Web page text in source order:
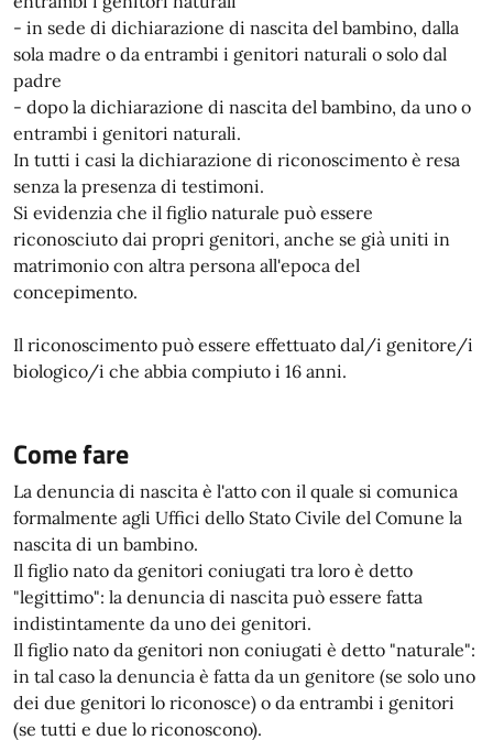
- in sede di dichiarazione di nascita del bambino, dalla
sola madre o da entrambi i genitori naturali o solo dal
padre
- dopo la dichiarazione di nascita del bambino, da uno o
entrambi i genitori naturali.
In tutti i casi la dichiarazione di riconoscimento è resa
senza la presenza di testimoni.
Si evidenzia che il figlio naturale può essere
riconosciuto dai propri genitori, anche se già uniti in
matrimonio con altra persona all'epoca del
concepimento.
Il riconoscimento può essere effettuato dal/i genitore/i
biologico/i che abbia compiuto i 16 anni.
Come fare
La denuncia di nascita è l'atto con il quale si comunica
formalmente agli Uffici dello Stato Civile del Comune la
nascita di un bambino.
Il figlio nato da genitori coniugati tra loro è detto
"legittimo": la denuncia di nascita può essere fatta
indistintamente da uno dei genitori.
Il figlio nato da genitori non coniugati è detto "naturale":
in tal caso la denuncia è fatta da un genitore (se solo uno
dei due genitori lo riconosce) o da entrambi i genitori
(se tutti e due lo riconoscono).